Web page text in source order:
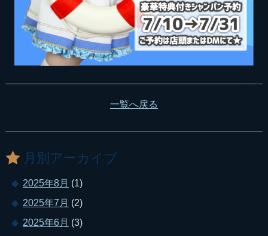
一覧へ戻る
月別アーカイブ
2025年8月 (1)
2025年7月 (2)
2025年6月 (3)